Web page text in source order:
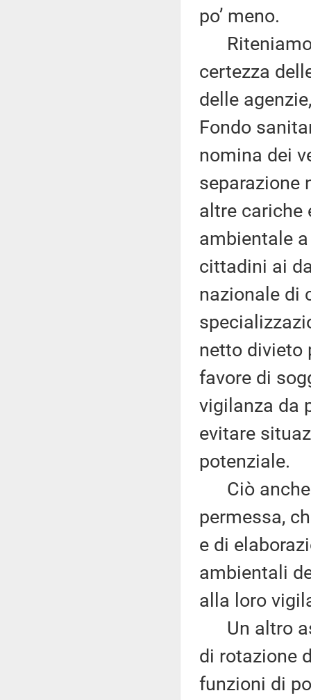
po’ meno.
Riteniamo
certezza
delle
Fondo
nomina dei
separazione
altre cariche
ambientale
cittadini ai
nazionale di
netto divieto
favore di
vigilanza da
evitare
potenziale.
Ciò anche
permessa,
e di
ambientali
alla loro
Un altro
di rotazione
funzioni di